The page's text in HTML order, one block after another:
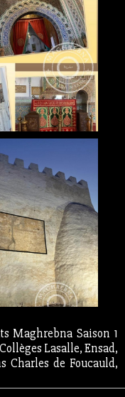
Maghrebna Saison 1
Lasalle, Ensad,
Charles de Foucauld,